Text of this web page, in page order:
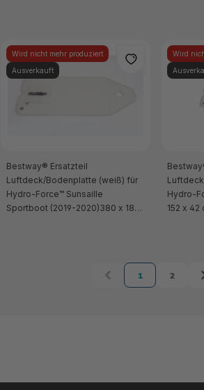
Wird nicht mehr produziert
Ausverkauft
Bestway® Ersatzteil
Luftdeck/Bodenplatte (weiß) für
Hydro-Force™ Sunsaille
Sportboot (2019-2020)380 x 180
Wird
Hydro-
152 x 42
Seite
1 Seite
2